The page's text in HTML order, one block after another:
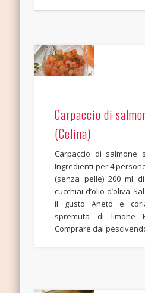
Carpaccio di
(Celina)
Carpaccio di salmone
Ingredienti per 4
(senza pelle) 200 ml
cucchiai d’olio d’oliva
il gusto Aneto e
spremuta di limone
Comprare dal